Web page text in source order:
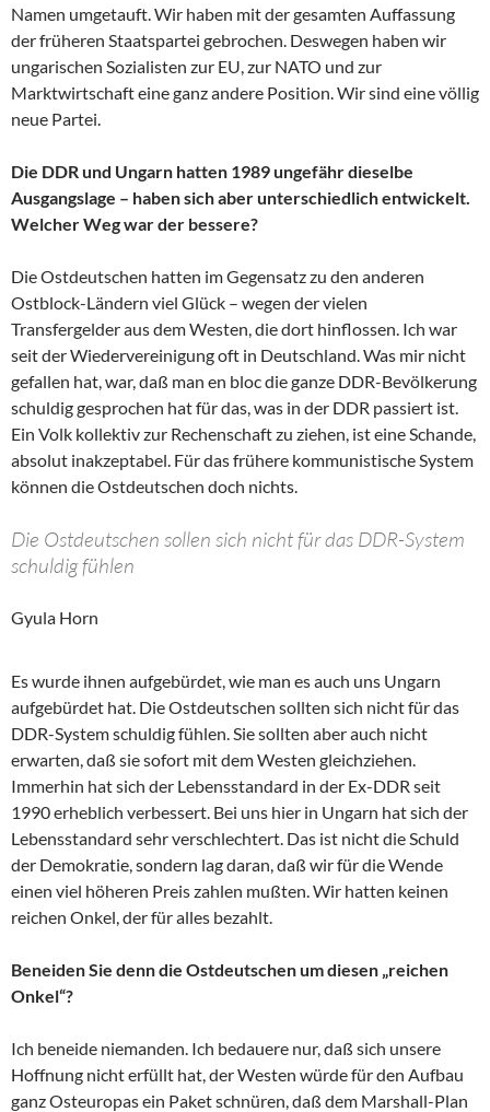
Namen umgetauft. Wir haben mit der gesamten Auffassung
der früheren Staatspartei gebrochen. Deswegen haben wir
ungarischen Sozialisten zur EU, zur NATO und zur
Marktwirtschaft eine ganz andere Position. Wir sind eine völlig
neue Partei.
Die DDR und Ungarn hatten 1989 ungefähr dieselbe
Ausgangslage – haben sich aber unterschiedlich entwickelt.
Welcher Weg war der bessere?
Die Ostdeutschen hatten im Gegensatz zu den anderen
Ostblock-Ländern viel Glück – wegen der vielen
Transfergelder aus dem Westen, die dort hinflossen. Ich war
seit der Wiedervereinigung oft in Deutschland. Was mir nicht
gefallen hat, war, daß man en bloc die ganze DDR-Bevölkerung
schuldig gesprochen hat für das, was in der DDR passiert ist.
Ein Volk kollektiv zur Rechenschaft zu ziehen, ist eine Schande,
absolut inakzeptabel. Für das frühere kommunistische System
können die Ostdeutschen doch nichts.
Die Ostdeutschen sollen sich nicht für das DDR-System
schuldig fühlen
Gyula Horn
Es wurde ihnen aufgebürdet, wie man es auch uns Ungarn
aufgebürdet hat. Die Ostdeutschen sollten sich nicht für das
DDR-System schuldig fühlen. Sie sollten aber auch nicht
erwarten, daß sie sofort mit dem Westen gleichziehen.
Immerhin hat sich der Lebensstandard in der Ex-DDR seit
1990 erheblich verbessert. Bei uns hier in Ungarn hat sich der
Lebensstandard sehr verschlechtert. Das ist nicht die Schuld
der Demokratie, sondern lag daran, daß wir für die Wende
einen viel höheren Preis zahlen mußten. Wir hatten keinen
reichen Onkel, der für alles bezahlt.
Beneiden Sie denn die Ostdeutschen um diesen „reichen
Onkel“?
Ich beneide niemanden. Ich bedauere nur, daß sich unsere
Hoffnung nicht erfüllt hat, der Westen würde für den Aufbau
ganz Osteuropas ein Paket schnüren, daß dem Marshall-Plan